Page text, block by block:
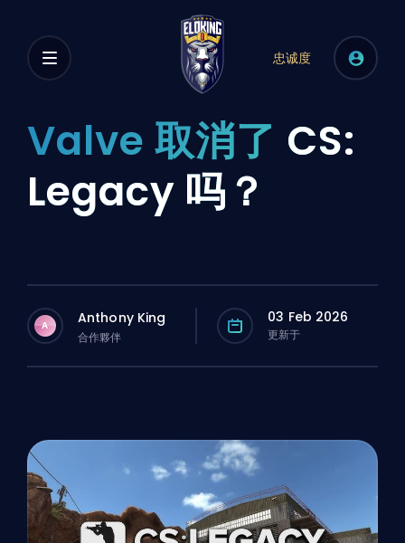
忠诚度
Valve 取消了 CS:
Legacy 吗？
A Anthony King
合作夥伴
03 Feb 2026
更新于